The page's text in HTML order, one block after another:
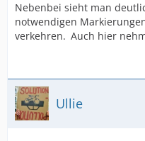
Nebenbei sieht man
notwendigen
verkehren. Auch hier
Ullie